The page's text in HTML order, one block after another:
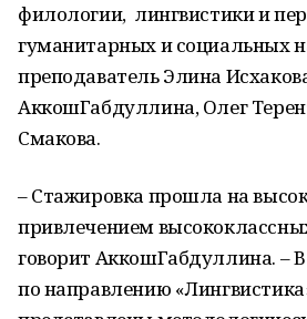
филологии, лингвистики и
гуманитарных и социальных
преподаватель Элина
АккошГабдуллина, Олег
Смакова.
– Стажировка прошла на
привлечением
говорит АккошГабдуллина. –В
по направлению «Лингвистика